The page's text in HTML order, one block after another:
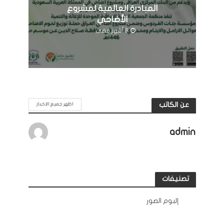
المبادرة العالمية لمشروع
الأضاحي
8 أشهر مضى
عن الكاتب اظهر جميع الاخبار
admin
تصنيفات
إلبوم الصور